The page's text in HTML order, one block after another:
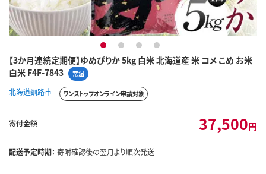
【3か月連続定期便】ゆめぴりか 5kg 白米 北海道産 米 コメ こめ お米
白米 F4F-7843
常温
1 2 3 4
北海道釧路市 ワンストップオンライン申請対象
寄付金額 37,500円
配送予定時期： 寄附確認後の翌月より順次発送